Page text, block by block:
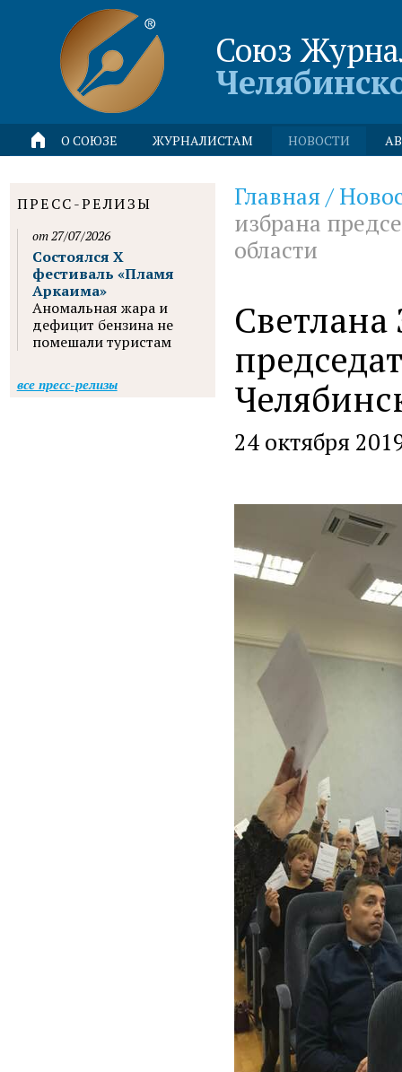
Союз
О СОЮЗЕ ЖУРНАЛИСТАМ НОВОСТИ
Главная /
избрана
области
Светлана
24 октября
ПРЕСС-РЕЛИЗЫ
от 27/07/2026
Состоялся X
фестиваль «Пламя
Аркаима»
Аномальная жара и
дефицит бензина не
помешали туристам
все пресс-релизы